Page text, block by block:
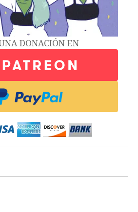
DONACIÓN EN